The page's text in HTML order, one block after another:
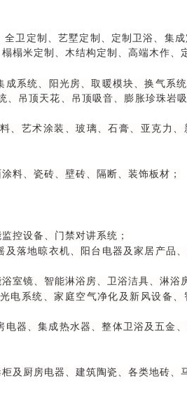
卫定制、艺墅定制、定制卫浴、集
榻米定制、木结构定制、高端木作、
系统、阳光房、取暖模块、换气系
吊顶天花、吊顶吸音、膨胀珍珠岩
、艺术涂装、玻璃、石膏、亚克力
料、瓷砖、壁砖、隔断、装饰板材；
控设备、门禁对讲系统；
及落地晾衣机、阳台电器及家居产品
室镜、智能淋浴房、卫浴洁具、淋浴
电系统、家庭空气净化及新风设备
器、集成热水器、整体卫浴及五金
及厨房电器、建筑陶瓷、各类地砖、